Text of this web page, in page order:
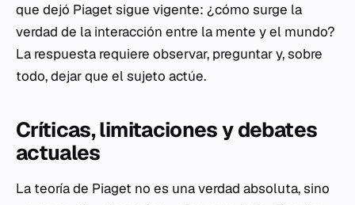
que dejó Piaget sigue vigente: ¿cómo surge la
verdad de la interacción entre la mente y el mundo?
La respuesta requiere observar, preguntar y, sobre
todo, dejar que el sujeto actúe.
Críticas, limitaciones y debates
actuales
La teoría de Piaget no es una verdad absoluta, sino